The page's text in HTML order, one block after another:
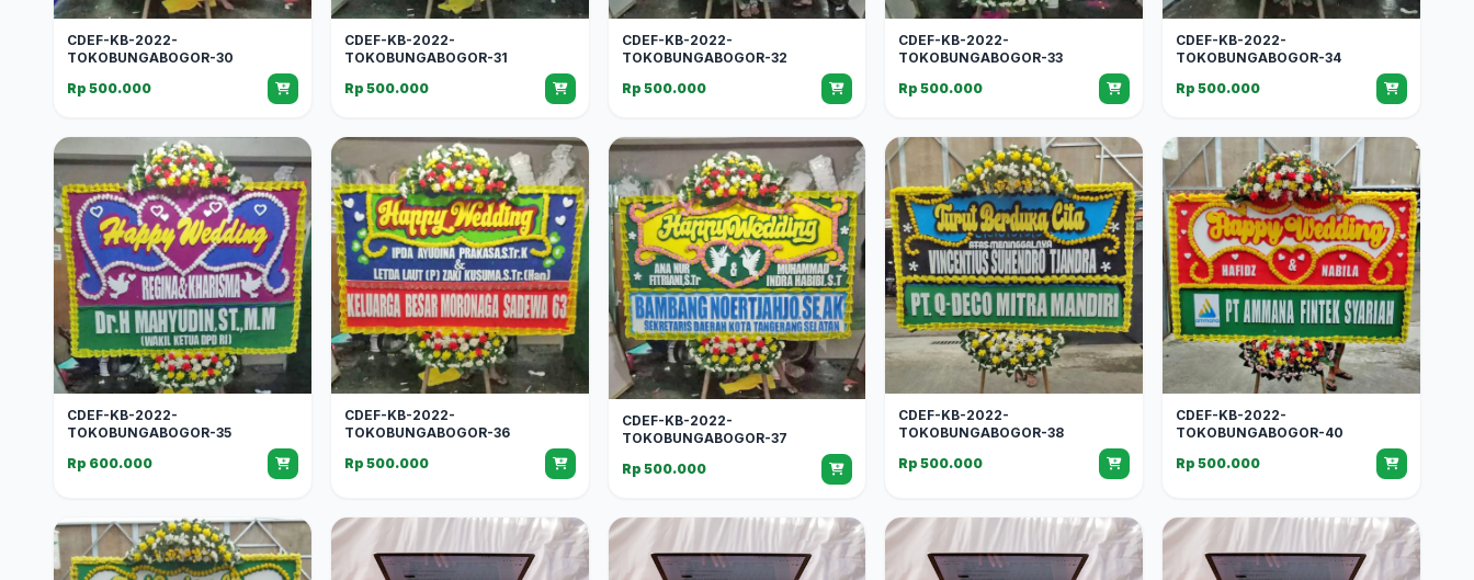
CDEF-KB-2022-
TOKOBUNGABOGOR-30
Rp 500.000
CDEF-KB-2022-
TOKOBUNGABOGOR-31
Rp 500.000
CDEF-KB-2022-
TOKOBUNGABOGOR-32
Rp 500.000
CDEF-KB-2022-
TOKOBUNGABOGOR-33
Rp 500.000
CDEF-KB-2022-
TOKOBUNGABOGOR-34
Rp 500.000
CDEF-KB-2022-
TOKOBUNGABOGOR-35
Rp 600.000
CDEF-KB-2022-
TOKOBUNGABOGOR-36
Rp 500.000
CDEF-KB-2022-
TOKOBUNGABOGOR-37
Rp 500.000
CDEF-KB-2022-
TOKOBUNGABOGOR-38
Rp 500.000
CDEF-KB-2022-
TOKOBUNGABOGOR-40
Rp 500.000